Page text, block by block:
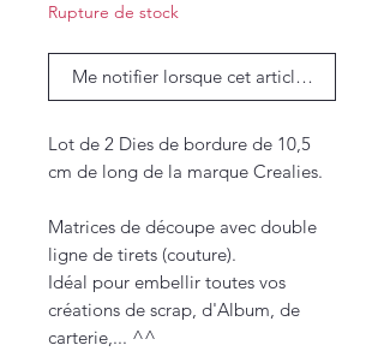
Rupture de stock
Me notifier lorsque cet article est
Lot de 2 Dies de bordure de 10,5
cm de long de la marque Crealies.
Matrices de découpe avec double
ligne de tirets (couture).
Idéal pour embellir toutes vos
créations de scrap, d'Album, de
carterie,... ^^